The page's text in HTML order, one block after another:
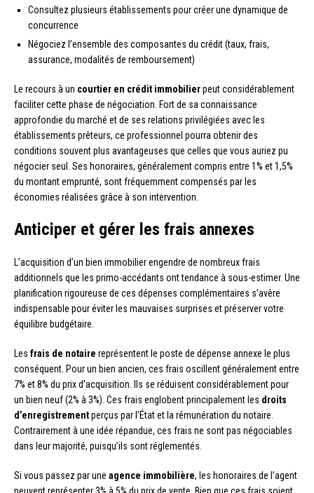
Consultez plusieurs établissements pour créer une dynamique de
concurrence
Négociez l’ensemble des composantes du crédit (taux, frais,
assurance, modalités de remboursement)
Le recours à un courtier en crédit immobilierpeut considérablement
faciliter cette phase de négociation. Fort de sa connaissance
approfondie du marché et de ses relations privilégiées avec les
établissements prêteurs, ce professionnel pourra obtenir des
conditions souvent plus avantageuses que celles que vous auriez pu
négocier seul. Ses honoraires, généralement compris entre 1% et 1,5%
du montant emprunté, sont fréquemment compensés par les
économies réalisées grâce à son intervention.
Anticiper et gérer les frais annexes
L’acquisition d’un bien immobilier engendre de nombreux frais
additionnels que les primo-accédants ont tendance à sous-estimer. Une
planification rigoureuse de ces dépenses complémentaires s’avère
indispensable pour éviter les mauvaises surprises et préserver votre
équilibre budgétaire.
Les frais de notaire représentent le poste de dépense annexe le plus
conséquent. Pour un bien ancien, ces frais oscillent généralement entre
7% et 8% du prix d’acquisition. Ils se réduisent considérablement pour
un bien neuf (2% à 3%). Ces frais englobent principalement les droits
d’enregistrementperçus par l’État et la rémunération du notaire.
Contrairement à une idée répandue, ces frais ne sont pas négociables
dans leur majorité, puisqu’ils sont réglementés.
Si vous passez par une agence immobilière, les honoraires de l’agent